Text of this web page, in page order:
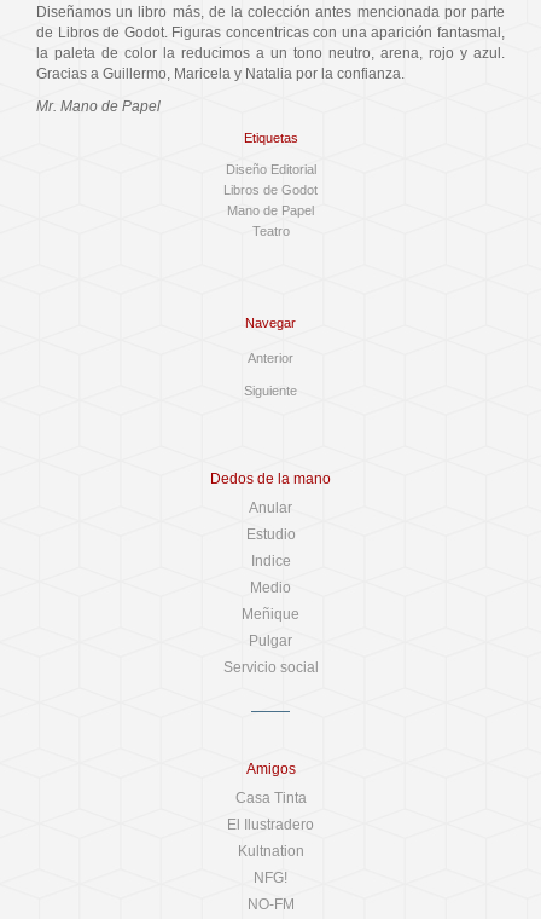
Diseñamos un libro más, de la colección antes mencionada por parte
de Libros de Godot. Figuras concentricas con una aparición fantasmal,
la paleta de color la reducimos a un tono neutro, arena, rojo y azul.
Gracias a Guillermo, Maricela y Natalia por la confianza.
Mr. Mano de Papel
Etiquetas
Diseño Editorial
Libros de Godot
Mano de Papel
Teatro
Navegar
Anterior
Siguiente
Dedos de la mano
Anular
Estudio
Indice
Medio
Meñique
Pulgar
Servicio social
Amigos
Casa Tinta
El Ilustradero
Kultnation
NFG!
NO-FM